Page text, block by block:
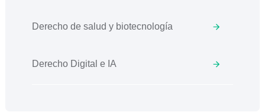
Derecho de salud y biotecnología
Derecho Digital e IA